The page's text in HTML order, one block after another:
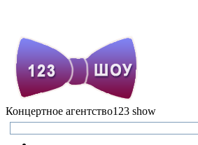
Концертное агентство123 show